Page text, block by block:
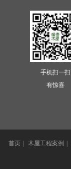
手机扫一扫
有惊喜
首页 木屋工程案例